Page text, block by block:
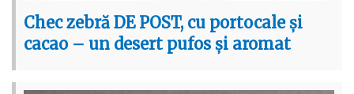
Chec zebră DE POST, cu portocale și
cacao – un desert pufos și aromat